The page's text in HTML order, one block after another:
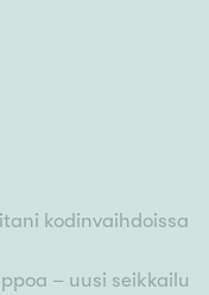
kodinvaihdoissa
– uusi seikkailu